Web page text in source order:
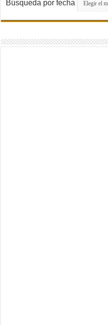
Búsqueda por fecha